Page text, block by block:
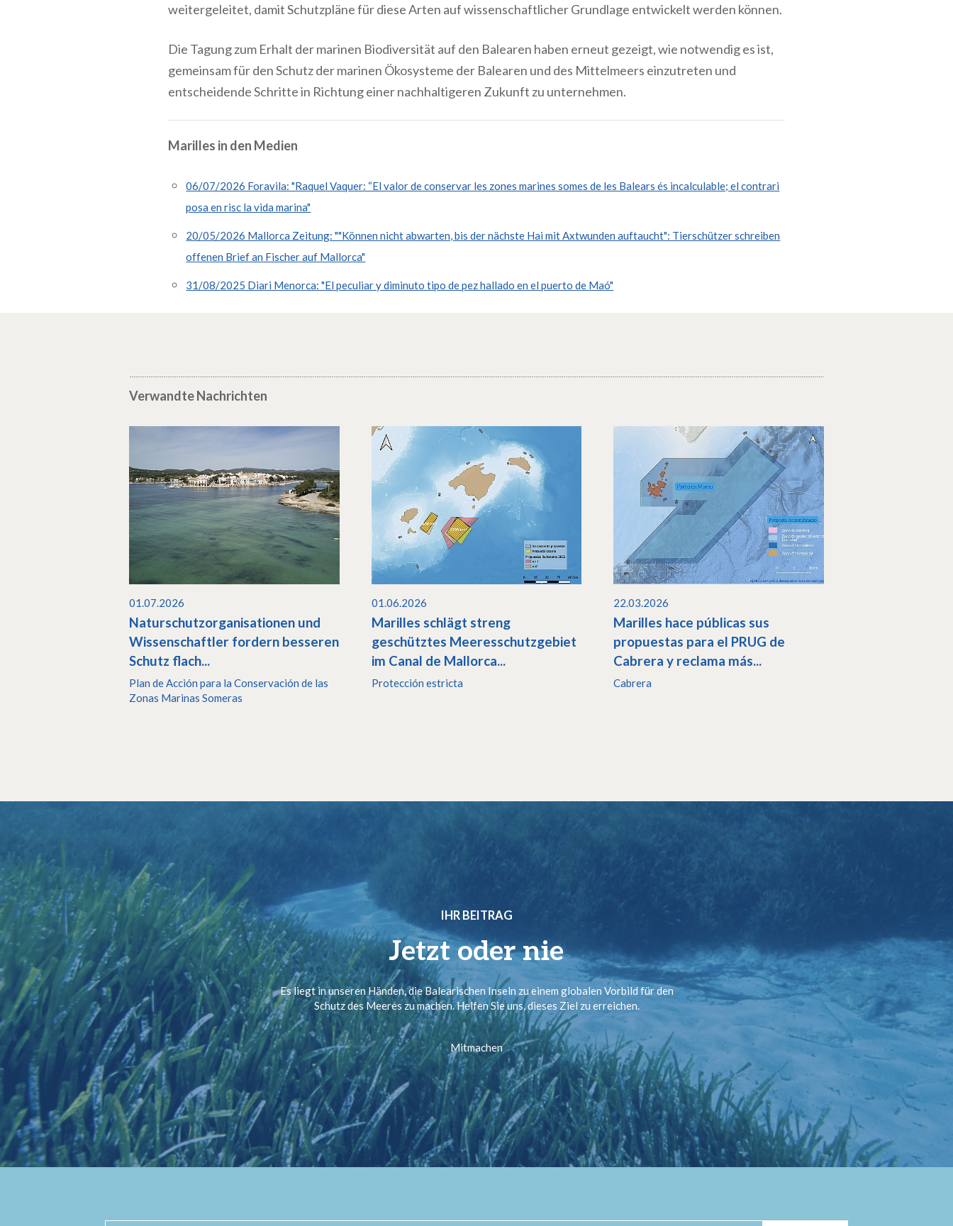
weitergeleitet, damit Schutzpläne für diese Arten auf wissenschaftlicher Grundlage entwickelt werden können.
Die Tagung zum Erhalt der marinen Biodiversität auf den Balearen haben erneut gezeigt, wie notwendig es ist,
gemeinsam für den Schutz der marinen Ökosysteme der Balearen und des Mittelmeers einzutreten und
entscheidende Schritte in Richtung einer nachhaltigeren Zukunft zu unternehmen.
Marilles in den Medien
06/07/2026 Foravila: "Raquel Vaquer: “El valor de conservar les zones marines somes de les Balears és incalculable; el contrari
posa en risc la vida marina"
20/05/2026 Mallorca Zeitung: ""Können nicht abwarten, bis der nächste Hai mit Axtwunden auftaucht": Tierschützer schreiben
offenen Brief an Fischer auf Mallorca"
31/08/2025 Diari Menorca: "El peculiar y diminuto tipo de pez hallado en el puerto de Maó"
Verwandte Nachrichten
01.07.2026
Naturschutzorganisationen und
Wissenschaftler fordern besseren
Schutz flach...
Plan de Acción para la Conservación de las
Zonas Marinas Someras
01.06.2026
Marilles schlägt streng
geschütztes Meeresschutzgebiet
im Canal de Mallorca...
Protección estricta
22.03.2026
Marilles hace públicas sus
propuestas para el PRUG de
Cabrera y reclama más...
Cabrera
IHR BEITRAG
Jetzt oder nie
Es liegt in unseren Händen, die Balearischen Inseln zu einem globalen Vorbild für den
Schutz des Meeres zu machen. Helfen Sie uns, dieses Ziel zu erreichen.
Mitmachen